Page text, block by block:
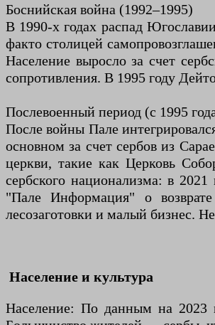
Боснийская война (1992–1995)
В 1990-х годах распад
факто столицей
Население выросло за счет
сопротивления. В 1995 году
Послевоенный период (с 1995
После войны Пале
основном за счет сербов из
церкви, такие как Церковь
сербского национализма: в
"Пале Информация" о
лесозаготовки и малый бизнес.
Население и культура
Население: По данным на 2023